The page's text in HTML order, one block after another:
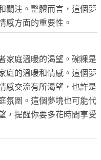
關注。整體而言，這個夢
感方面的重要性。
家庭溫暖的渴望。碗粿是
庭的溫暖和情感。這個夢
感交流有所渴望，也許是
氛圍。這個夢境也可能代
，提醒你要多花時間享受